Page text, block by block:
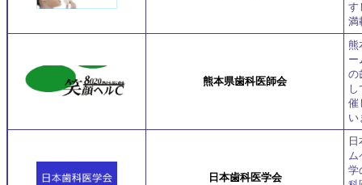
す
満
熊本県歯科医師会
熊
ー
の
催
い
日本歯科医学会
ム
学